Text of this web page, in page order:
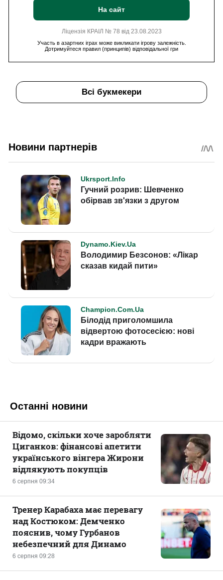
На сайт
Ліцензія КРАІЛ № 78 від 23.08.2023
Участь в азартних іграх може викликати ігрову залежність.
Дотримуйтеся правил (принципів) відповідальної гри
Всі букмекери
Останні новини
6 серпня 09:34
Відомо, скільки хоче заробляти
Циганков: фінансові апетити
українського вінгера Жирони
відлякують покупців
6 серпня 09:28
Тренер Карабаха має перевагу
над Костюком: Демченко
пояснив, чому Гурбанов
небезпечний для Динамо